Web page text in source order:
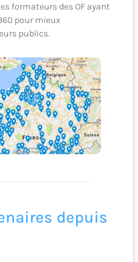
formateurs des OF ayant
pour mieux
publics.
depuis